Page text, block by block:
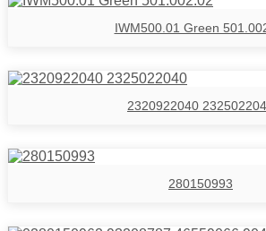
IWM500.01 Green
2320922040
280150993